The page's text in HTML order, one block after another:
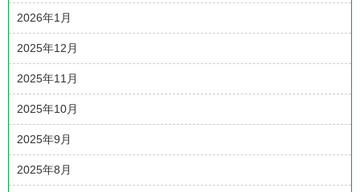
2026年1月
2025年12月
2025年11月
2025年10月
2025年9月
2025年8月